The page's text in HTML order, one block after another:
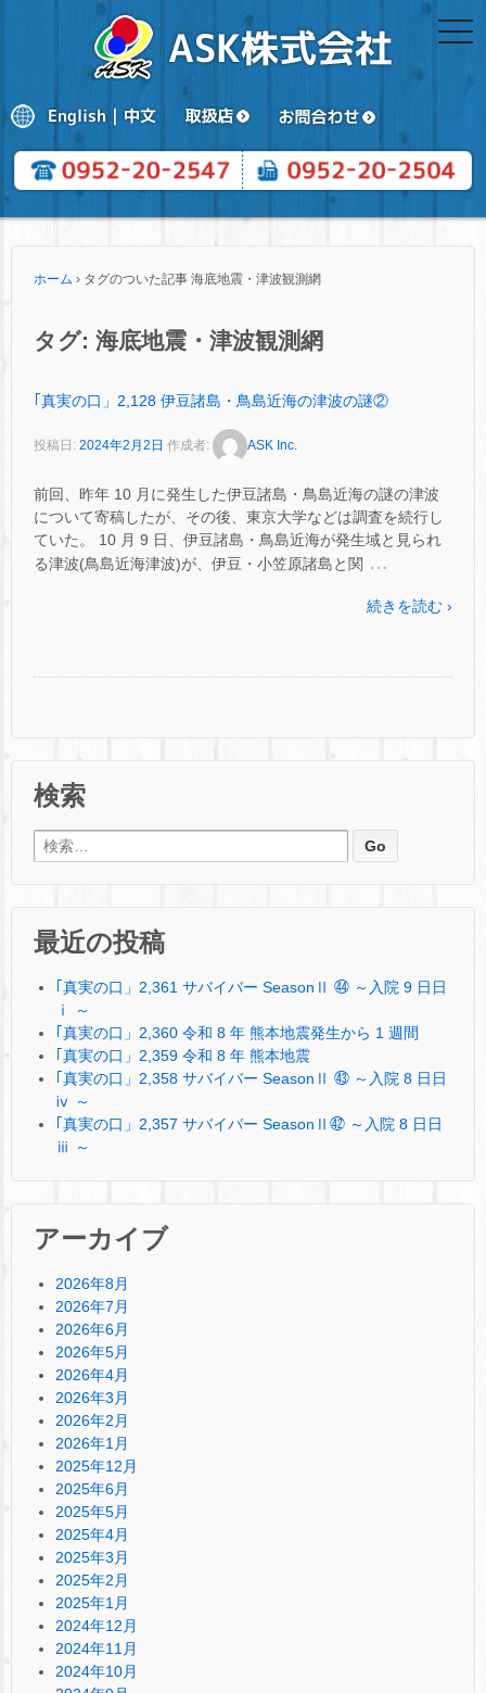
ホーム › タグのついた記事 海底地震・津波観測網
タグ: 海底地震・津波観測網
｢真実の口」2,128 伊豆諸島・鳥島近海の津波の謎②
投稿日: 2024年2月2日 作成者: ASK Inc.
前回、昨年 10 月に発生した伊豆諸島・鳥島近海の謎の津波
について寄稿したが、その後、東京大学などは調査を続行し
ていた。 10 月 9 日、伊豆諸島・鳥島近海が発生域と見られ
る津波(鳥島近海津波)が、伊豆・小笠原諸島と関 …
続きを読む ›
検索
検索:
最近の投稿
｢真実の口」2,361 サバイバー SeasonⅡ ㊹ ～入院 9 日日
ⅰ ～
｢真実の口」2,360 令和 8 年 熊本地震発生から 1 週間
｢真実の口」2,359 令和 8 年 熊本地震
｢真実の口」2,358 サバイバー SeasonⅡ ㊸ ～入院 8 日日
ⅳ ～
｢真実の口」2,357 サバイバー SeasonⅡ㊷ ～入院 8 日日
ⅲ ～
アーカイブ
2026年8月
2026年7月
2026年6月
2026年5月
2026年4月
2026年3月
2026年2月
2026年1月
2025年12月
2025年6月
2025年5月
2025年4月
2025年3月
2025年2月
2025年1月
2024年12月
2024年11月
2024年10月